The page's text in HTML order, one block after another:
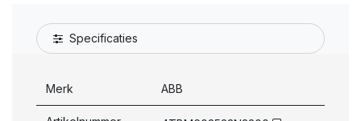
Specificaties
Merk ABB